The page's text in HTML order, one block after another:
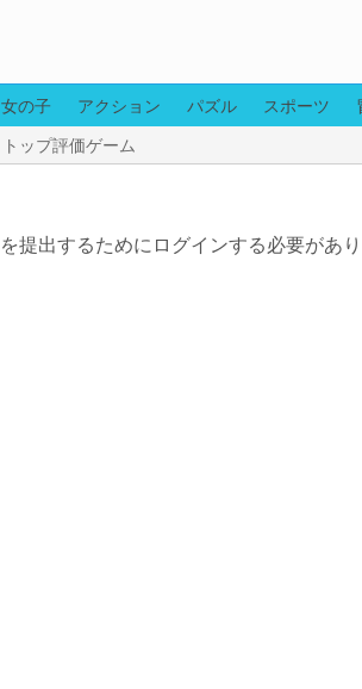
女の子 アクション パズル スポーツ
トップ評価ゲーム
提出するためにログインする必要があり